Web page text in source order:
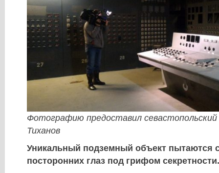
Фотографию предоставил
Тиханов
Уникальный подземный объект пытаются
посторонних глаз под грифом секретности.